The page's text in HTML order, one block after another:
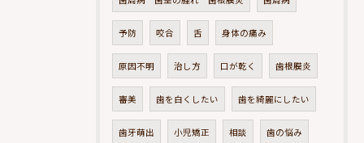
予防 咬合 舌 身体の痛み
原因不明 治し方 口が乾く 歯根膜炎
審美 歯を白くしたい 歯を綺麗にしたい
歯牙萌出 小児矯正 相談 歯の悩み